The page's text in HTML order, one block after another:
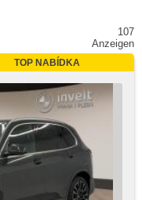
107
Anzeigen
TOP NABÍDKA